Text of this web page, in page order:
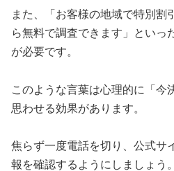
また、「お客様の地域で特別割
ら無料で調査できます」といっ
が必要です。
このような言葉は心理的に「今
思わせる効果があります。
焦らず一度電話を切り、公式サ
報を確認するようにしましょう。